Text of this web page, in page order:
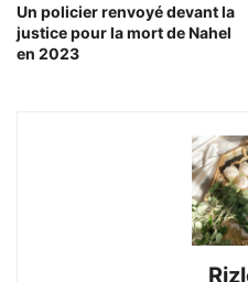
Un policier renvoyé devant la
justice pour la mort de Nahel
en 2023